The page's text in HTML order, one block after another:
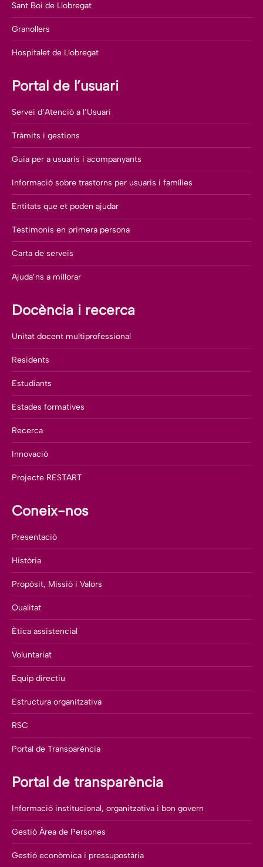
Sant Boi de Llobregat
Granollers
Hospitalet de Llobregat
Portal de l’usuari
Servei d’Atenció a l’Usuari
Tràmits i gestions
Guia per a usuaris i acompanyants
Informació sobre trastorns per usuaris i famílies
Entitats que et poden ajudar
Testimonis en primera persona
Carta de serveis
Ajuda’ns a millorar
Docència i recerca
Unitat docent multiprofessional
Residents
Estudiants
Estades formatives
Recerca
Innovació
Projecte RESTART
Coneix-nos
Presentació
Història
Propòsit, Missió i Valors
Qualitat
Ètica assistencial
Voluntariat
Equip directiu
Estructura organitzativa
RSC
Portal de Transparència
Portal de transparència
Informació institucional, organitzativa i bon govern
Gestió Àrea de Persones
Gestió econòmica i pressupostària